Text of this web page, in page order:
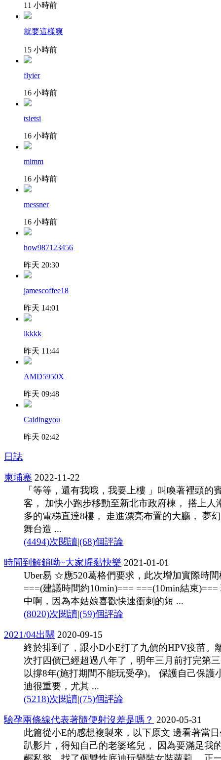
11 小時前
就要這樣爽
15 小時前
flyier
16 小時前
tsietsi
16 小時前
mlmm
16 小時前
messner
16 小時前
how987123456
昨天 20:30
jamescoffee18
昨天 14:01
lkkkk
昨天 11:44
AMD5950X
昨天 09:48
Caidingyou
昨天 02:42
日誌
柬埔寨 2022-11-22
「等等，還有我哦，我要上樓 」叫喚著裡頭的
客， 加快小跑步移動至新北市政府棟， 搭上人
多的電梯直達8樓， 走進漂亮布置的大廳， 夢
舞台造 ...
(4494)次閱讀|(68)個評論
時間到解鎖呦~大家腥黏快樂 2021-01-01
Uber易 ☆應520葛格們要求，此次增加實際時間
===(建議時間約10min)=== ===(10min結束)===
中啊，因為本姑娘喜歡快速衝刺的短 ...
(8020)次閱讀|(59)個評論
2021/04出關 2020-09-15
終於排到了，跟小D小E打了九價的HPV疫苗。
次打四價已經超過八年了，明年三月前打完第
以撐8年(施打期間不能玩受孕)。 保護自己保護
迪很重要，尤其 ...
(5218)次閱讀|(75)個評論
驗孕兩條線代表著隨便射沒差是嗎？ 2020-05-31
此篇從小E的感想複製來，以下原文 邊看著當
趴影片，得知自己的老婆瑤兒， 因為要滿足我